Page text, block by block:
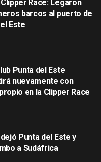
Clipper Race: Legaron
barcos al puerto de
Este
Punta del Este
nuevamente con
en la Clipper Race
Punta del Este y
a Sudáfrica